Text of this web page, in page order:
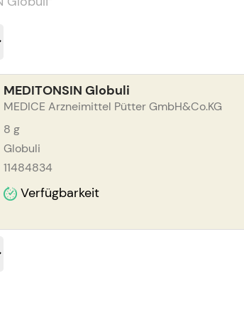
MEDITONSIN Globuli
MEDICE Arzneimittel Pütter GmbH&Co.KG
8 g
Globuli
11484834
Verfügbarkeit